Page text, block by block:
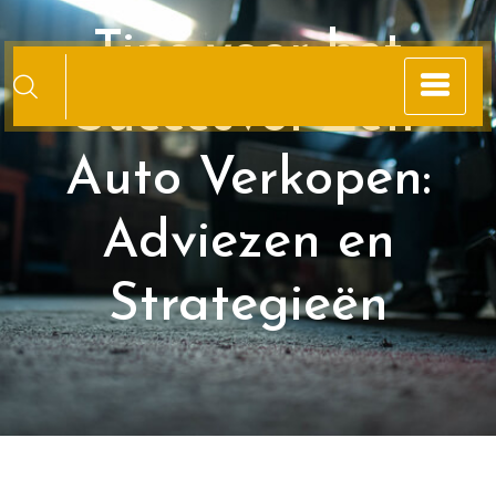
Tips voor het
Succesvol Zelf
Auto Verkopen:
Adviezen en
Strategieën